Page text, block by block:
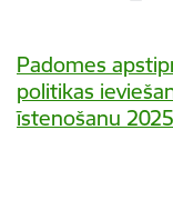
Padomes
politikas
īstenošanu